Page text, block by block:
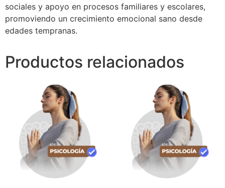
sociales y apoyo en procesos familiares y escolares,
promoviendo un crecimiento emocional sano desde
edades tempranas.
Productos relacionados